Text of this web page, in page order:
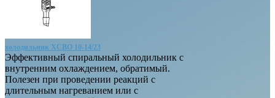
холодильник ХСВО 10-14/23
Эффективный спиральный холодильник с
внутренним охлаждением, обратимый.
Полезен при проведении реакций с
длительным нагреванием или с